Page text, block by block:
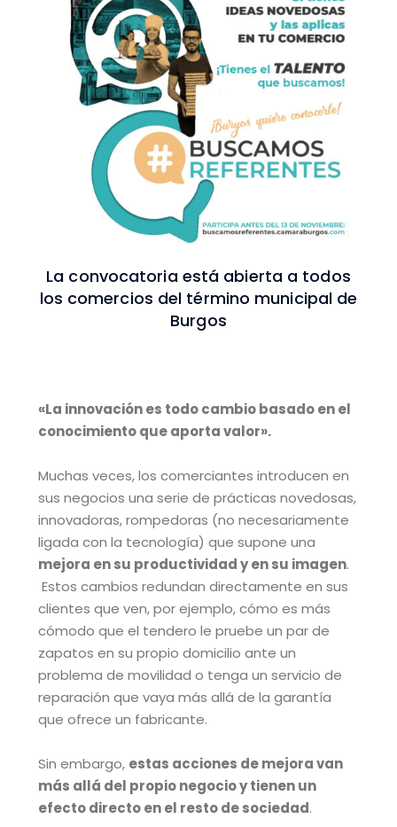
La convocatoria está abierta a todos
los comercios del término municipal de
Burgos
«La innovación es todo cambio basado en el
conocimiento que aporta valor».
Muchas veces, los comerciantes introducen en
sus negocios una serie de prácticas novedosas,
innovadoras, rompedoras (no necesariamente
ligada con la tecnología) que supone una
mejora en su productividad y en su imagen.
Estos cambios redundan directamente en sus
clientes que ven, por ejemplo, cómo es más
cómodo que el tendero le pruebe un par de
zapatos en su propio domicilio ante un
problema de movilidad o tenga un servicio de
reparación que vaya más allá de la garantía
que ofrece un fabricante.
Sin embargo, estas acciones de mejora van
más allá del propio negocio y tienen un
efecto directo en el resto de sociedad.